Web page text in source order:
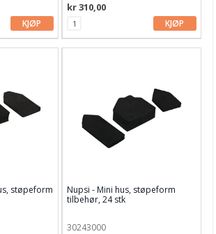
KJØP
kr 310,00
KJØP
støpeform
Nupsi - Mini hus, støpeform
tilbehør, 24 stk
30243000